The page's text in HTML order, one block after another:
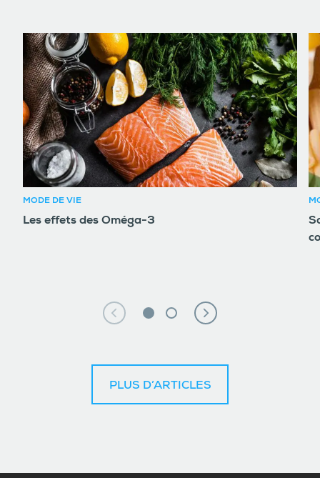
MODE DE VIE
Les effets des Oméga-3
PLUS D’ARTICLES